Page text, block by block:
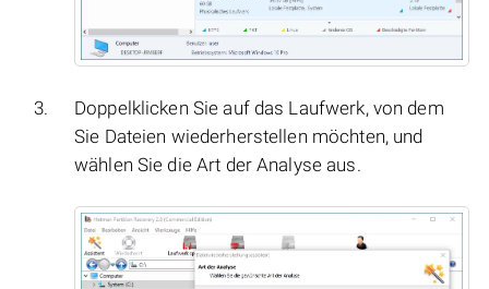
Doppelklicken Sie auf das Laufwerk, von dem
Sie Dateien wiederherstellen möchten, und
wählen Sie die Art der Analyse aus.